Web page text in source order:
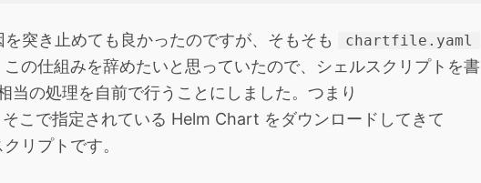
突き止めても良かったのですが、そもそも chartfile.yaml
の仕組みを辞めたいと思っていたので、シェルスクリプトを書
当の処理を自前で行うことにしました。つまり
こで指定されている Helm Chart をダウンロードしてきて
リプトです。